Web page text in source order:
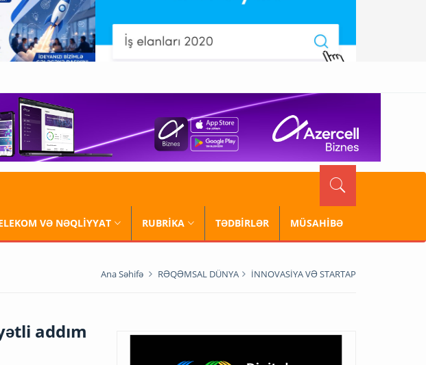
VƏ NƏQLİYYAT RUBRİKA TƏDBİRLƏR MÜSAHİBƏ
Ana Səhifə RƏQƏMSAL DÜNYA İNNOVASİYA VƏ STARTAP
addım